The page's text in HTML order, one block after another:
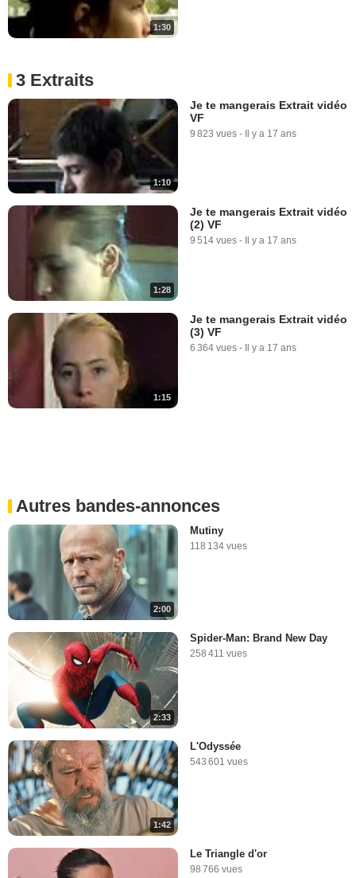
1:30
3 Extraits
1:10
Je te mangerais Extrait vidéo
VF
9 823 vues - Il y a 17 ans
1:28
Je te mangerais Extrait vidéo
(2) VF
9 514 vues - Il y a 17 ans
1:15
Je te mangerais Extrait vidéo
(3) VF
6 364 vues - Il y a 17 ans
Autres bandes-annonces
2:00
Mutiny
118 134 vues
2:33
Spider-Man: Brand New Day
258 411 vues
1:42
L'Odyssée
543 601 vues
Le Triangle d'or
98 766 vues